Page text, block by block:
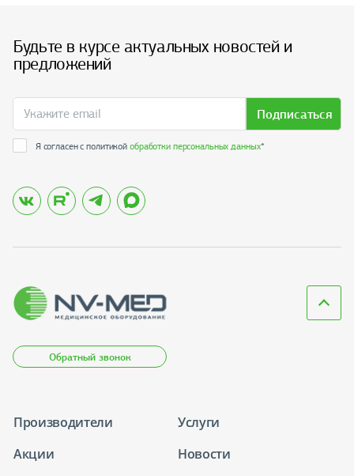
Будьте в курсе актуальных новостей и
предложений
Подписаться
Я согласен с политикойобработки персональных данных*
Обратный звонок
Производители
Услуги
Акции
Новости